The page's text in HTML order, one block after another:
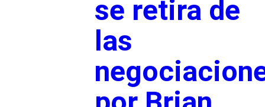
se retira de
las